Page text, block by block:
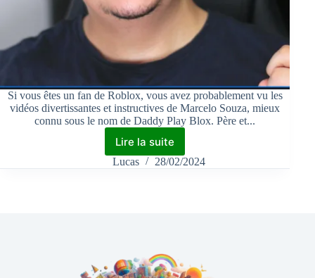
Si vous êtes un fan de Roblox, vous avez probablement vu les
vidéos divertissantes et instructives de Marcelo Souza, mieux
connu sous le nom de Daddy Play Blox. Père et...
Lire la suite
Lucas 28/02/2024